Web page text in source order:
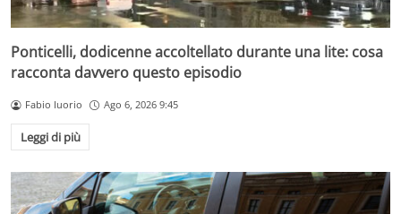
Ponticelli, dodicenne accoltellato durante una lite: cosa
racconta davvero questo episodio
Fabio Iuorio Ago 6, 2026 9:45
Leggi di più